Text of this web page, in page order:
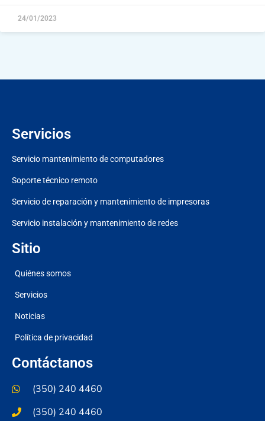
24/01/2023
Servicios
Servicio mantenimiento de computadores
Soporte técnico remoto
Servicio de reparación y mantenimiento de impresoras
Servicio instalación y mantenimiento de redes
Sitio
Quiénes somos
Servicios
Noticias
Política de privacidad
Contáctanos
(350) 240 4460
(350) 240 4460